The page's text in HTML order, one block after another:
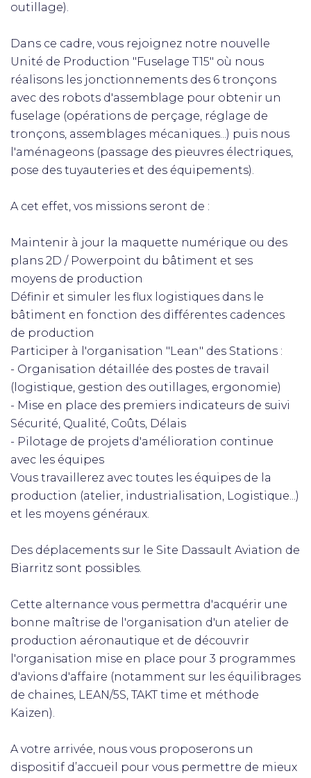
outillage).
Dans ce cadre, vous rejoignez notre nouvelle
Unité de Production "Fuselage T15" où nous
réalisons les jonctionnements des 6 tronçons
avec des robots d'assemblage pour obtenir un
fuselage (opérations de perçage, réglage de
tronçons, assemblages mécaniques...) puis nous
l'aménageons (passage des pieuvres électriques,
pose des tuyauteries et des équipements).
A cet effet, vos missions seront de :
Maintenir à jour la maquette numérique ou des
plans 2D / Powerpoint du bâtiment et ses
moyens de production
Définir et simuler les flux logistiques dans le
bâtiment en fonction des différentes cadences
de production
Participer à l'organisation "Lean" des Stations :
- Organisation détaillée des postes de travail
(logistique, gestion des outillages, ergonomie)
- Mise en place des premiers indicateurs de suivi
Sécurité, Qualité, Coûts, Délais
- Pilotage de projets d'amélioration continue
avec les équipes
Vous travaillerez avec toutes les équipes de la
production (atelier, industrialisation, Logistique...)
et les moyens généraux.
Des déplacements sur le Site Dassault Aviation de
Biarritz sont possibles.
Cette alternance vous permettra d'acquérir une
bonne maîtrise de l'organisation d'un atelier de
production aéronautique et de découvrir
l'organisation mise en place pour 3 programmes
d'avions d'affaire (notamment sur les équilibrages
de chaines, LEAN/5S, TAKT time et méthode
Kaizen).
A votre arrivée, nous vous proposerons un
dispositif d’accueil pour vous permettre de mieux